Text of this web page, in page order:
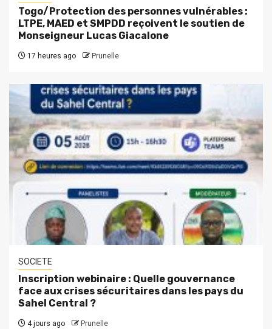
Togo/Protection des personnes vulnérables :
LTPE, MAED et SMPDD reçoivent le soutien de
Monseigneur Lucas Giacalone
17 heures ago Prunelle
SOCIETE
Inscription webinaire : Quelle gouvernance
face aux crises sécuritaires dans les pays du
Sahel Central ?
4 jours ago Prunelle